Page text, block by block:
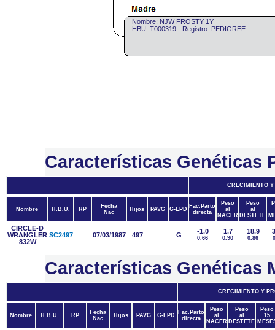
Nombre: NJW FROSTY 1Y
HBU: T000319 - Registro: PEDIGREE
Características Genéticas
CRECIMIENTO
Nombre H.B.U. RP
Fecha
Nac
Hijos PAVG G-EPD Fac.Parto
directa
Peso
al
NACER
Peso
al
DESTETE
CIRCLE-D
WRANGLER
832W
SC2497 07/03/1987 497 G -1.0
0.66
1.7
0.90
18.9
0.86
Características Genéticas
CRECIMIENTO Y
Nombre H.B.U. RP
Fecha
Nac
Hijos PAVG G-EPD
Fac.Parto
directa
Peso
al
NACER
Peso
al
DESTETE
Peso
15